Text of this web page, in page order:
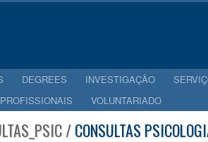
DEGREES INVESTIGAÇÃO
VOLUNTARIADO
/CONSULTAS